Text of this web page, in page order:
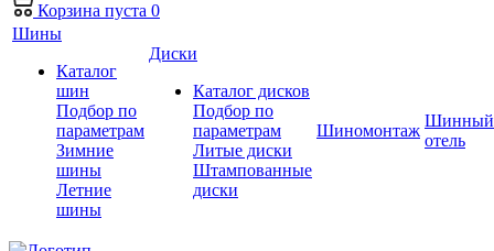
Корзина пуста 0
Шины
Каталог
шин
Подбор по
параметрам
Зимние
шины
Летние
шины
Диски
Каталог дисков
Подбор по
параметрам
Литые диски
Штампованные
диски
Шиномонтаж
Шинный
отель